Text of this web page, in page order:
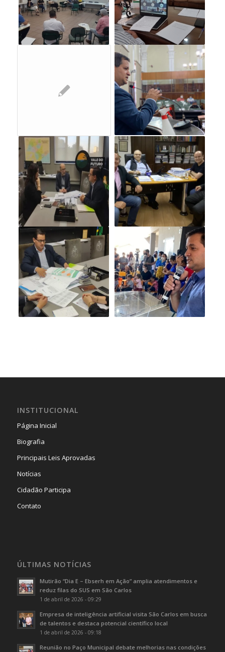
INSTITUCIONAL
Página Inicial
Biografia
Principais Leis Aprovadas
Notícias
Cidadão Participa
Contato
ÚLTIMAS NOTÍCIAS
Mutirão “Dia E – Ebserh em Ação” amplia atendimentos e
reduz filas do SUS em São Carlos
1 de abril de 2026 - 09:29
Empresa de inteligência artificial visita São Carlos em busca
de talentos e destaca potencial científico local
1 de abril de 2026 - 09:18
Reunião no Paço Municipal debate melhorias nas condições